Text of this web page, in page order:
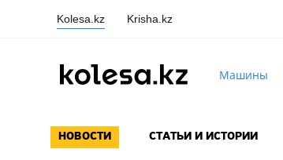
Kolesa.kz Krisha.kz
Машины
НОВОСТИ СТАТЬИ И ИСТОРИИ